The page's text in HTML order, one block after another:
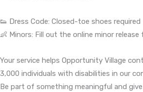
👟 Dress Code: Closed-toe shoes required
👶 Minors: Fill out the online minor release
Your service helps Opportunity Village
3,000 individuals with disabilities in our
Be part of something meaningful and